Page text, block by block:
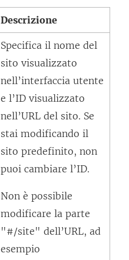
Descrizione
Specifica il nome del
sito visualizzato
nell’interfaccia utente
e l’ID visualizzato
nell’URL del sito. Se
stai modificando il
sito predefinito, non
puoi cambiare l’ID.
Non è possibile
modificare la parte
"#/site" dell’URL, ad
esempio